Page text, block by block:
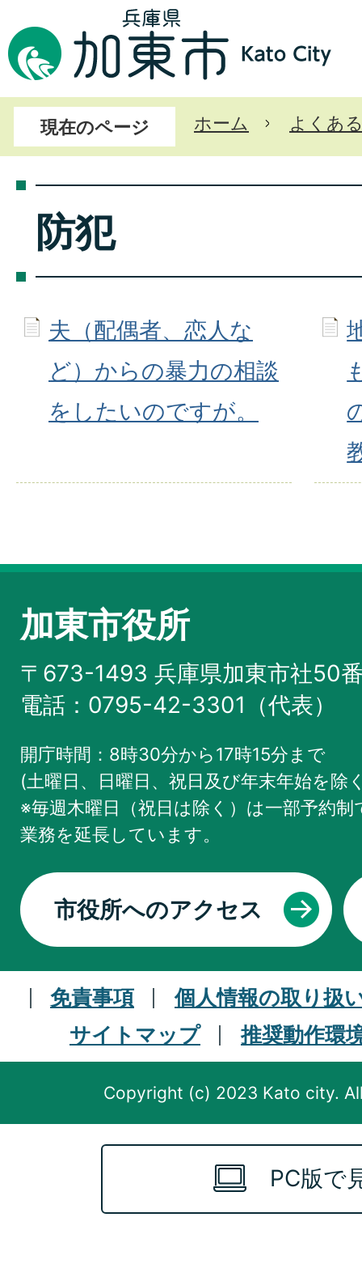
現在のページ ホーム よくあ
防犯
夫（配偶者、恋人な
ど）からの暴力の相談
をしたいのですが。
加東市役所
〒673-1493 兵庫県加東市社50
電話：0795-42-3301（代表）
開庁時間：8時30分から17時15分まで
(土曜日、日曜日、祝日及び年末年始を除
※毎週木曜日（祝日は除く）は一部予約
業務を延長しています。
市役所へのアクセス
免責事項
個人情報の取り扱
サイトマップ
推奨動作環
Copyright (c) 2023 Kato city.
PC版で